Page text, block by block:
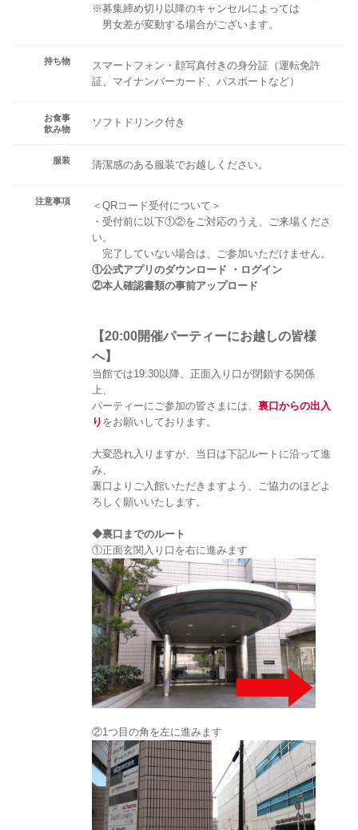
※募集締め切り以降のキャンセルによっては
男女差が変動する場合がございます。
持ち物
スマートフォン・顔写真付きの身分証（運転免許
証、マイナンバーカード、パスポートなど）
お食事
飲み物
ソフトドリンク付き
服装 清潔感のある服装でお越しください。
注意事項
＜QRコード受付について＞
・受付前に以下①②をご対応のうえ、ご来場くださ
い。
完了していない場合は、ご参加いただけません。
①公式アプリのダウンロード ・ログイン
②本人確認書類の事前アップロード
【20:00開催パーティーにお越しの皆様
へ】
当館では19:30以降、正面入り口が閉鎖する関係
上、
パーティーにご参加の皆さまには、 裏口からの出入
り をお願いしております。
大変恐れ入りますが、当日は下記ルートに沿って進
み、
裏口よりご入館いただきますよう、ご協力のほどよ
ろしく願いいたします。
◆裏口までのルート
①正面玄関入り口を右に進みます
②1つ目の角を左に進みます